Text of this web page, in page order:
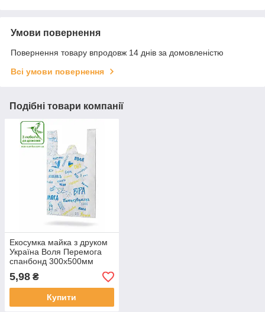
Умови повернення
Повернення товару впродовж 14 днів за домовленістю
Всі умови повернення
Подібні товари компанії
Екосумка майка з друком
Україна Воля Перемога
спанбонд 300х500мм
5,98 ₴
Купити